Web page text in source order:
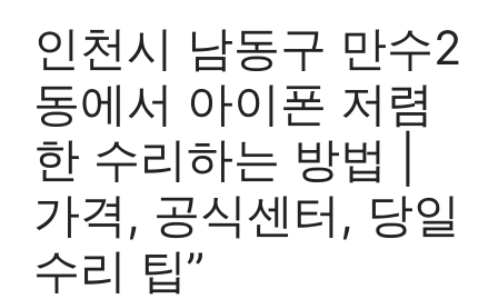
인천시 남동구 만수2
동에서 아이폰 저렴
한 수리하는 방법 |
가격, 공식센터, 당일
수리 팁”